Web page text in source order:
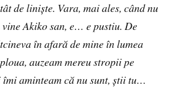
de liniște. Vara, mai ales, când nu
Akiko san, e… e pustiu. De
în afară de mine în lumea
auzeam mereu stropii pe
aminteam că nu sunt, știi tu…